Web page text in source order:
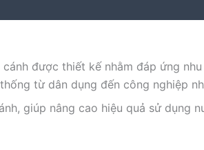
được thiết kế nhằm đáp ứng
từ dân dụng đến công nghiệp
giúp nâng cao hiệu quả sử dụng